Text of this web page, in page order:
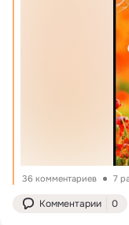
36 комментариев 7
Комментарии 0